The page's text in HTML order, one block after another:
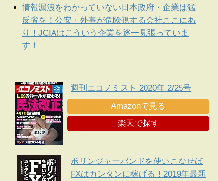
情報漏洩をわかっていない日本政府・企業は猛
反省を！公安・外事が危険視する会社ここにあ
り！JCIAはこういう企業を逐一見張っていま
す！
週刊エコノミスト 2020年 2/25号
Amazonで見る
楽天で探す
ボリンジャーバンドを使いこなせば
FXはカンタンに稼げる！2019年最新